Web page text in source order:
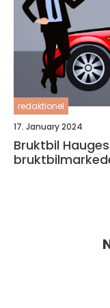
redaktionel
17. January 2024
Bruktbil